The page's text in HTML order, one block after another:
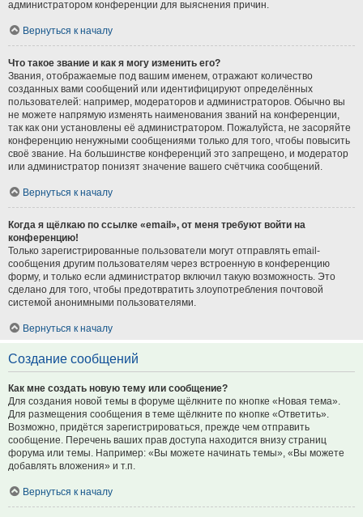
администратором конференции для выяснения причин.
Вернуться к началу
Что такое звание и как я могу изменить его?
Звания, отображаемые под вашим именем, отражают количество
созданных вами сообщений или идентифицируют определённых
пользователей: например, модераторов и администраторов. Обычно вы
не можете напрямую изменять наименования званий на конференции,
так как они установлены её администратором. Пожалуйста, не засоряйте
конференцию ненужными сообщениями только для того, чтобы повысить
своё звание. На большинстве конференций это запрещено, и модератор
или администратор понизят значение вашего счётчика сообщений.
Вернуться к началу
Когда я щёлкаю по ссылке «email», от меня требуют войти на
конференцию!
Только зарегистрированные пользователи могут отправлять email-
сообщения другим пользователям через встроенную в конференцию
форму, и только если администратор включил такую возможность. Это
сделано для того, чтобы предотвратить злоупотребления почтовой
системой анонимными пользователями.
Вернуться к началу
Создание сообщений
Как мне создать новую тему или сообщение?
Для создания новой темы в форуме щёлкните по кнопке «Новая тема».
Для размещения сообщения в теме щёлкните по кнопке «Ответить».
Возможно, придётся зарегистрироваться, прежде чем отправить
сообщение. Перечень ваших прав доступа находится внизу страниц
форума или темы. Например: «Вы можете начинать темы», «Вы можете
добавлять вложения» и т.п.
Вернуться к началу